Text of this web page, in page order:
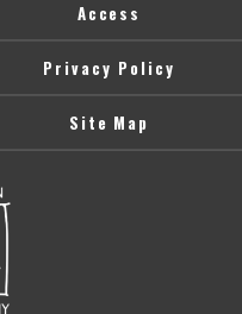
Access
Privacy Policy
Site Map